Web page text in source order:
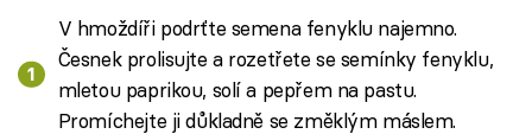
V hmoždíři podrťte semena fenyklu najemno.
Česnek prolisujte a rozetřete se semínky fenyklu,
mletou paprikou, solí a pepřem na pastu.
Promíchejte ji důkladně se změklým máslem.